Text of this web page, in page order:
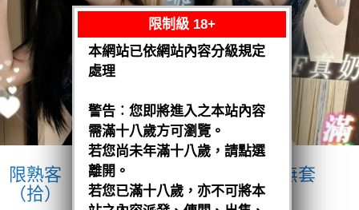
限熟客【麻豆】奶妹
馬來$1900 .無套
（拾）
限制級 18+
本網站已依網站內容分級規定
處理
警告︰您即將進入之本站內容
需滿十八歲方可瀏覽。
若您尚未年滿十八歲，請點選
離開。
若您已滿十八歲，亦不可將本